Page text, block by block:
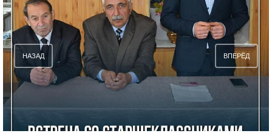
НАЗАД ВПЕРЁД